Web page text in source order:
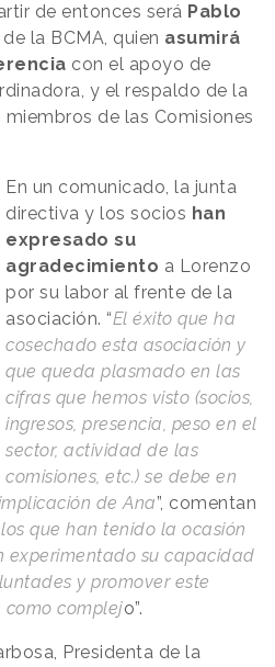
de entonces será Pablo
la BCMA, quien asumirá
con el apoyo de
y el respaldo de la
de las Comisiones
En un comunicado, la junta
directiva y los socios han
expresado su
agradecimiento a Lorenzo
por su labor al frente de la
asociación. “El éxito que ha
cosechado esta asociación y
que queda plasmado en las
cifras que hemos visto (socios,
ingresos, presencia, peso en el
sector, actividad de las
comisiones, etc.) se debe en
de Ana”, comentan
los que han tenido la ocasión
su capacidad
y promover este
complejo”.
Presidenta de la